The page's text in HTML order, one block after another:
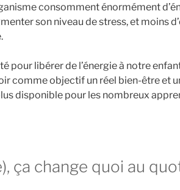
consomment énormément
son niveau de stress, et moins
pour libérer de l’énergie à notre
comme objectif un réel bien-être et
disponible pour les nombreux
ça change quoi au